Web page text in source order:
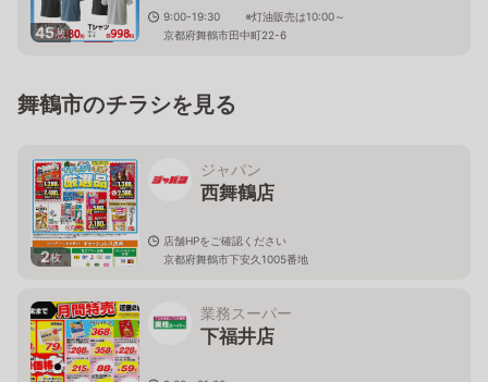
45枚
9:00-19:30 ※灯油販売は10:00～
京都府舞鶴市田中町22-6
舞鶴市のチラシを見る
2枚
ジャパン
西舞鶴店
店舗HPをご確認ください
京都府舞鶴市下安久1005番地
業務スーパー
下福井店